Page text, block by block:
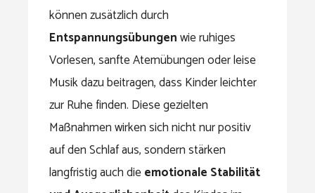
können zusätzlich durch
Entspannungsübungenwie ruhiges
Vorlesen, sanfte Atemübungen oder leise
Musik dazu beitragen, dass Kinder leichter
zur Ruhe finden. Diese gezielten
Maßnahmen wirken sich nicht nur positiv
auf den Schlaf aus, sondern stärken
langfristig auch dieemotionale Stabilität